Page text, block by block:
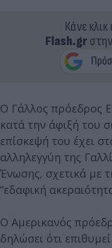
Κάνε
Flash.gr
Ο Γάλλος πρόεδρος
κατά την άφιξή του
επίσκεψή του έχει
αλληλεγγύη της
Ένωσης, σχετικά με
“εδαφική
Ο Αμερικανός
δηλώσει ότι